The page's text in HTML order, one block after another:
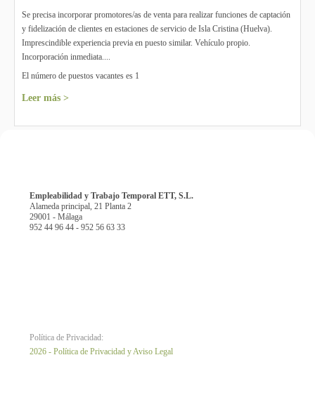
Se precisa incorporar promotores/as de venta para realizar funciones de captación
y fidelización de clientes en estaciones de servicio de Isla Cristina (Huelva).
Imprescindible experiencia previa en puesto similar. Vehículo propio.
Incorporación inmediata....
El número de puestos vacantes es 1
Leer más >
Empleabilidad y Trabajo Temporal ETT, S.L.
Alameda principal, 21 Planta 2
29001 - Málaga
952 44 96 44 - 952 56 63 33
Política de Privacidad:
2026 - Política de Privacidad y Aviso Legal